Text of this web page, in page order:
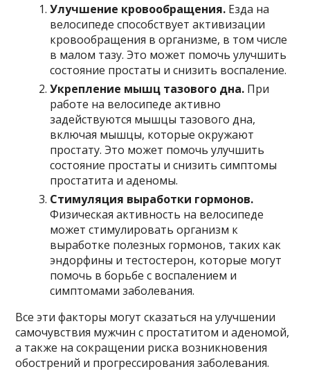
Улучшение кровообращения. Езда на
велосипеде способствует активизации
кровообращения в организме, в том числе
в малом тазу. Это может помочь улучшить
состояние простаты и снизить воспаление.
Укрепление мышц тазового дна. При
работе на велосипеде активно
задействуются мышцы тазового дна,
включая мышцы, которые окружают
простату. Это может помочь улучшить
состояние простаты и снизить симптомы
простатита и аденомы.
Стимуляция выработки гормонов.
Физическая активность на велосипеде
может стимулировать организм к
выработке полезных гормонов, таких как
эндорфины и тестостерон, которые могут
помочь в борьбе с воспалением и
симптомами заболевания.
Все эти факторы могут сказаться на улучшении
самочувствия мужчин с простатитом и аденомой,
а также на сокращении риска возникновения
обострений и прогрессирования заболевания.